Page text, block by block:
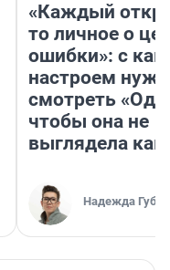
«Каждый
то личное о
ошибки»: с
настроем
смотреть
чтобы она не
выглядела как
Надежда